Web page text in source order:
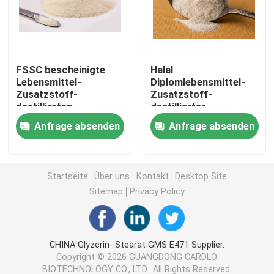
Emulsionsmittel der Nahrunge471
Nahrungsmittelgrademulsionsmittel
Naturkost-Emulsionsmittel
Mono und Diglyceride
Glyzerin-Monostearat
Kuchen-Verbesserer-Emulsionsmittel
FSSC bescheinigte
Lebensmittel-
Zusatzstoff-
destillierten
Monoglyzerid-nicht
Molkereirahmtopf-
Bestandteil
Anfrage absenden
Halal
Diplomlebensmittel-
Zusatzstoff-
destillierter
Monoglyzerid-
Kaffeeweißer-
Bestandteil
Anfrage absenden
Startseite Über uns Kontakt
Desktop Site
Sitemap
Privacy Policy
CHINA Glyzerin- Stearat GMS E471 Supplier.
Copyright © 2026 GUANGDONG CARDLO
BIOTECHNOLOGY CO., LTD.. All Rights Reserved.